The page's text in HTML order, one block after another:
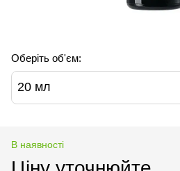
Оберіть об'єм:
20 мл
В наявності